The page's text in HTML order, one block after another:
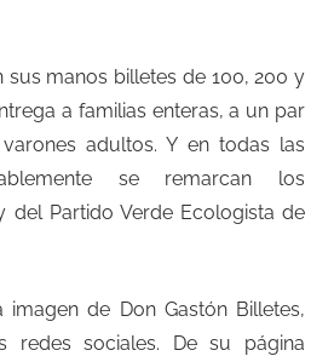
sus manos billetes de 100, 200 y
a familias enteras, a un par
adultos. Y en todas las
se remarcan los
del Partido Verde Ecologista de
de Don Gastón Billetes,
redes sociales. De su página